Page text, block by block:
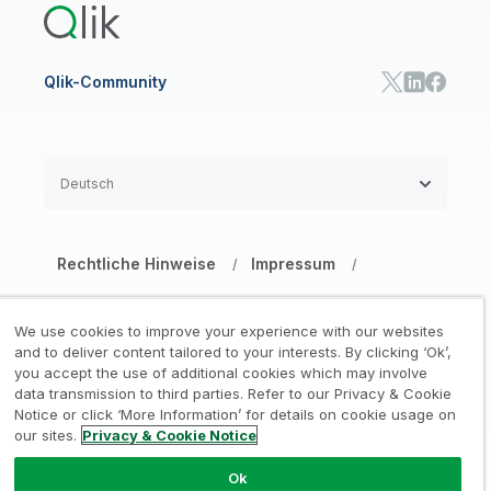
Qlik-Community
Rechtliche Hinweise / Impressum /
Marken / Vertrauen /
Nutzungsbedingungen Website /
Meine Daten nicht weitergeben
© 1993–2026 QlikTech International
Deutsch
We use cookies to improve your experience with our websites
and to deliver content tailored to your interests. By clicking ‘Ok’,
you accept the use of additional cookies which may involve
data transmission to third parties. Refer to our Privacy & Cookie
Notice or click ‘More Information’ for details on cookie usage on
our sites. Privacy & Cookie Notice
Ok